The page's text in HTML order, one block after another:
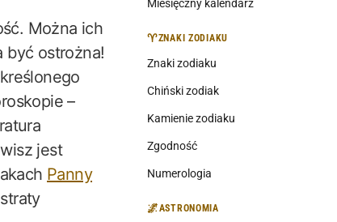
Można ich
być ostrożna!
–
jest
Panny
Miesięczny kalendarz
♈ZNAKI ZODIAKU
Znaki zodiaku
Chiński zodiak
Kamienie zodiaku
Zgodność
Numerologia
🌌ASTRONOMIA